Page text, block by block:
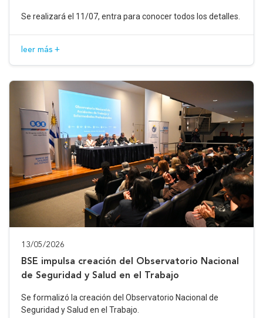
Se realizará el 11/07, entra para conocer todos los detalles.
leer más +
13/05/2026
BSE impulsa creación del Observatorio Nacional
de Seguridad y Salud en el Trabajo
Se formalizó la creación del Observatorio Nacional de
Seguridad y Salud en el Trabajo.